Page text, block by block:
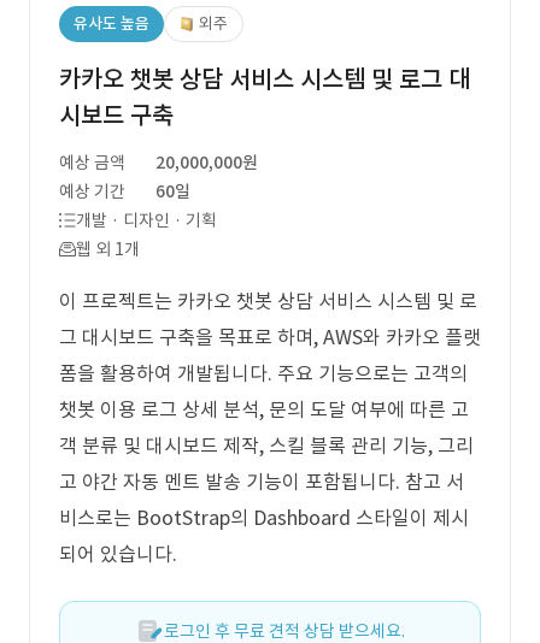
유사도 높음 외주
카카오 챗봇 상담 서비스 시스템 및 로그 대
시보드 구축
예상 금액
20,000,000원
예상 기간
60일
개발 · 디자인 · 기획
웹 외 1개
이 프로젝트는 카카오 챗봇 상담 서비스 시스템 및 로
그 대시보드 구축을 목표로 하며, AWS와 카카오 플랫
폼을 활용하여 개발됩니다. 주요 기능으로는 고객의
챗봇 이용 로그 상세 분석, 문의 도달 여부에 따른 고
객 분류 및 대시보드 제작, 스킬 블록 관리 기능, 그리
고 야간 자동 멘트 발송 기능이 포함됩니다. 참고 서
비스로는 BootStrap의 Dashboard 스타일이 제시
되어 있습니다.
로그인 후 무료 견적 상담 받으세요.